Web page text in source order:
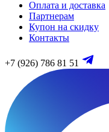
Оплата и доставка
Партнерам
Купон на скидку
Контакты
+7 (926) 786 81 51